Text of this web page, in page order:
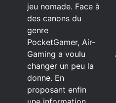
jeu nomade. Face à
des canons du
genre
PocketGamer, Air-
Gaming a voulu
changer un peu la
donne. En
proposant enfin